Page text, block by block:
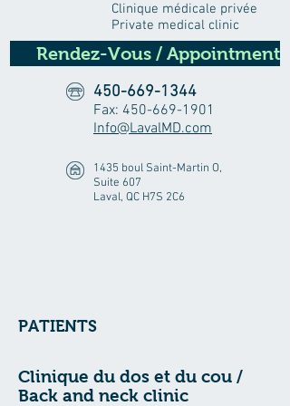
1435 boul Saint-Martin O,
Suite 607
Laval, QC H7S 2C6
450-669-1344
Fax: 450-669-1901
Info@LavalMD.com
Clinique médicale privée
Private medical clinic
Rendez-Vous / Appointment
Clinique du dos et du cou /
Back and neck clinic
PATIENTS